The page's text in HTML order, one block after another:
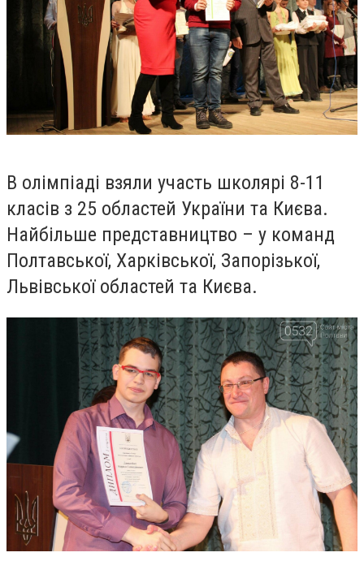
В олімпіаді взяли участь школярі 8-11
класів з 25 областей України та Києва.
Найбільше представництво – у команд
Полтавської, Харківської, Запорізької,
Львівської областей та Києва.